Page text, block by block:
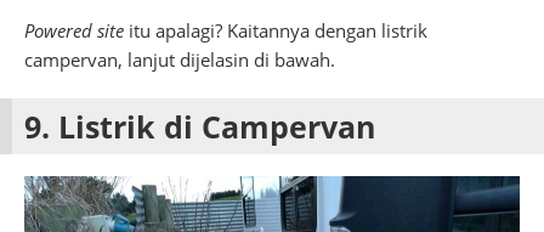
Powered site itu apalagi? Kaitannya dengan listrik
campervan, lanjut dijelasin di bawah.
9. Listrik di Campervan